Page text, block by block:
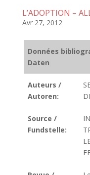
L’ADOPTION –
Avr 27, 2012
Données
Daten
Auteurs /
Autoren:
Source /
Fundstelle: